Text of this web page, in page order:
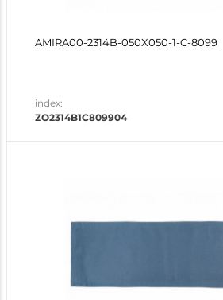
AMIRA00-2314B-050X050-1-C-8099
index:
ZO2314B1C809904